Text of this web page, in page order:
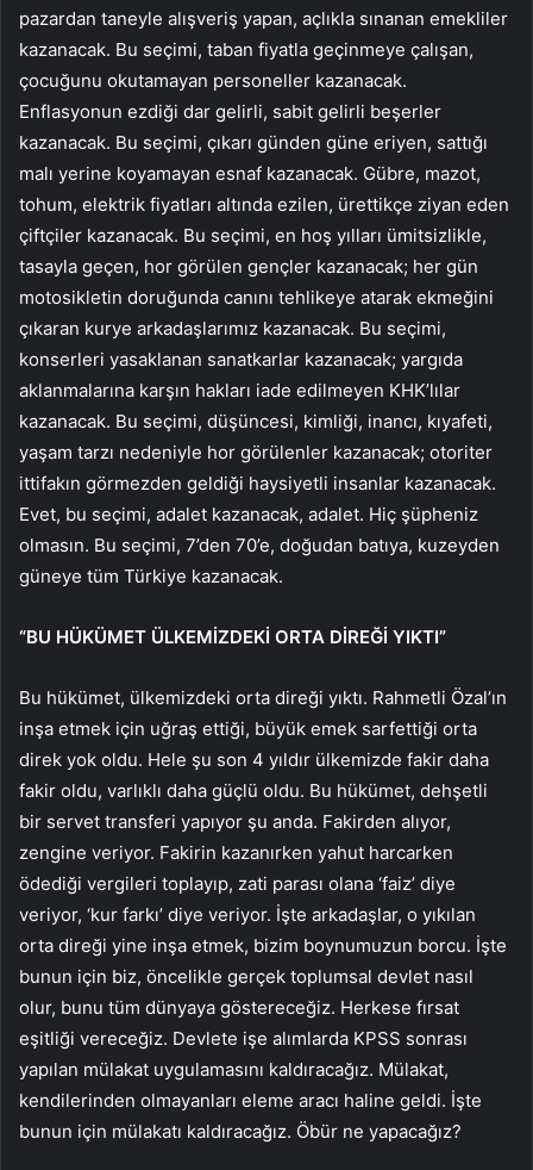
pazardan taneyle alışveriş yapan, açlıkla sınanan emekliler
kazanacak. Bu seçimi, taban fiyatla geçinmeye çalışan,
çocuğunu okutamayan personeller kazanacak.
Enflasyonun ezdiği dar gelirli, sabit gelirli beşerler
kazanacak. Bu seçimi, çıkarı günden güne eriyen, sattığı
malı yerine koyamayan esnaf kazanacak. Gübre, mazot,
tohum, elektrik fiyatları altında ezilen, ürettikçe ziyan eden
çiftçiler kazanacak. Bu seçimi, en hoş yılları ümitsizlikle,
tasayla geçen, hor görülen gençler kazanacak; her gün
motosikletin doruğunda canını tehlikeye atarak ekmeğini
çıkaran kurye arkadaşlarımız kazanacak. Bu seçimi,
konserleri yasaklanan sanatkarlar kazanacak; yargıda
aklanmalarına karşın hakları iade edilmeyen KHK’lılar
kazanacak. Bu seçimi, düşüncesi, kimliği, inancı, kıyafeti,
yaşam tarzı nedeniyle hor görülenler kazanacak; otoriter
ittifakın görmezden geldiği haysiyetli insanlar kazanacak.
Evet, bu seçimi, adalet kazanacak, adalet. Hiç şüpheniz
olmasın. Bu seçimi, 7’den 70’e, doğudan batıya, kuzeyden
güneye tüm Türkiye kazanacak.
“BU HÜKÜMET ÜLKEMİZDEKİ ORTA DİREĞİ YIKTI”
Bu hükümet, ülkemizdeki orta direği yıktı. Rahmetli Özal’ın
inşa etmek için uğraş ettiği, büyük emek sarfettiği orta
direk yok oldu. Hele şu son 4 yıldır ülkemizde fakir daha
fakir oldu, varlıklı daha güçlü oldu. Bu hükümet, dehşetli
bir servet transferi yapıyor şu anda. Fakirden alıyor,
zengine veriyor. Fakirin kazanırken yahut harcarken
ödediği vergileri toplayıp, zati parası olana ‘faiz’ diye
veriyor, ‘kur farkı’ diye veriyor. İşte arkadaşlar, o yıkılan
orta direği yine inşa etmek, bizim boynumuzun borcu. İşte
bunun için biz, öncelikle gerçek toplumsal devlet nasıl
olur, bunu tüm dünyaya göstereceğiz. Herkese fırsat
eşitliği vereceğiz. Devlete işe alımlarda KPSS sonrası
yapılan mülakat uygulamasını kaldıracağız. Mülakat,
kendilerinden olmayanları eleme aracı haline geldi. İşte
bunun için mülakatı kaldıracağız. Öbür ne yapacağız?